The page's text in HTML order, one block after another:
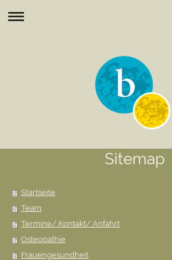
Sitemap
Startseite
Team
Termine/ Kontakt/ Anfahrt
Osteopathie
Frauengesundheit